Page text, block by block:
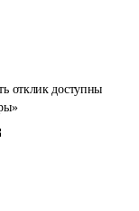
отклик доступны